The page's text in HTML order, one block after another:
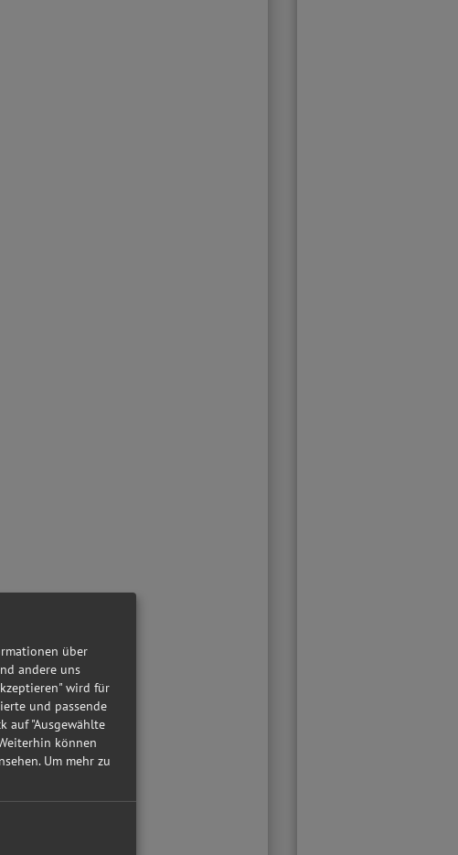
über
andere uns
wird für
und passende
auf "Ausgewählte
können
Um mehr zu